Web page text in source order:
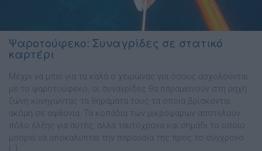
Ψαροτούφεκο: Συναγρίδες σε στατικό
καρτέρι
Μέχρι να μπει για τα καλά ο χειμώνας για όσους ασχολούνται
με το ψαροτούφεκο, οι συναγρίδες θα παραμείνουν στη ρηχή
ζώνη κυνηγώντας τα θηράματα τους τα οποία βρίσκονται
ακόμη σε αφθονία. Τα κοπάδια των μικρόψαρων αποτελούν
πόλο έλξης για αυτές, αλλά ταυτόχρονα και σημάδι το οποίο
μπορεί να αποκαλύπτει την παρουσία της προς το σύγχρονο